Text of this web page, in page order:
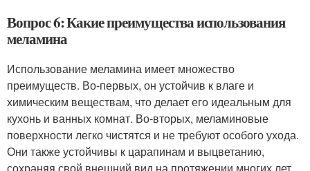
Вопрос 6: Какие преимущества использования
меламина
Использование меламина имеет множество
преимуществ. Во-первых, он устойчив к влаге и
химическим веществам, что делает его идеальным для
кухонь и ванных комнат. Во-вторых, меламиновые
поверхности легко чистятся и не требуют особого ухода.
Они также устойчивы к царапинам и выцветанию,